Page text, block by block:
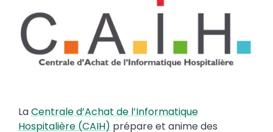
LaCentrale d’Achat de l’Informatique
Hospitalière (CAIH) prépare et anime des